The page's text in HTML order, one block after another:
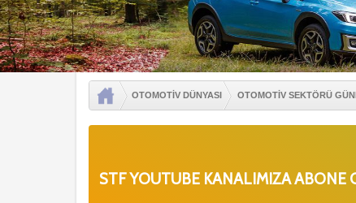
OTOMOTİV DÜNYASI OTOMOTİV SEKTÖRÜ
STF YOUTUBE KANALIMIZA ABONE